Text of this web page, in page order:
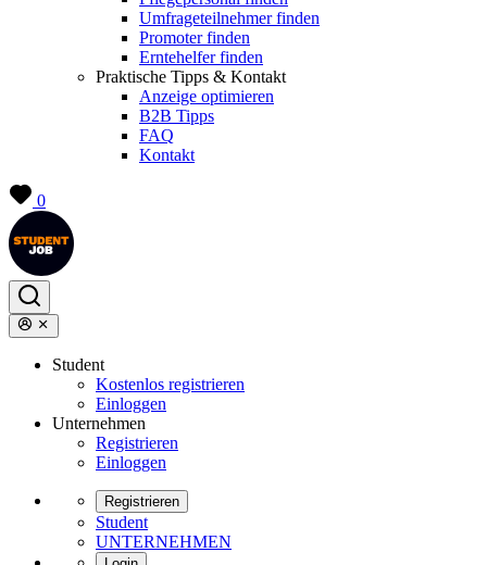
Umfrageteilnehmer finden
Promoter finden
Erntehelfer finden
Praktische Tipps & Kontakt
Anzeige optimieren
B2B Tipps
FAQ
Kontakt
0
Student
Kostenlos registrieren
Einloggen
Unternehmen
Registrieren
Einloggen
Registrieren
Student
UNTERNEHMEN